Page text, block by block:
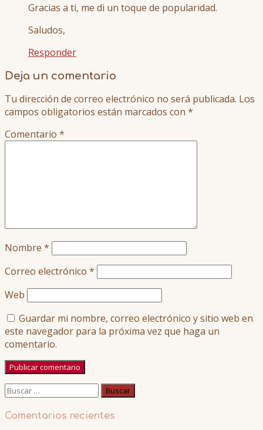
Gracias a ti, me di un toque de popularidad.
Saludos,
Responder
Deja un comentario
Tu dirección de correo electrónico no será publicada. Los
campos obligatorios están marcados con *
Comentario *
Nombre *
Correo electrónico *
Web
Guardar mi nombre, correo electrónico y sitio web en
este navegador para la próxima vez que haga un
comentario.
Buscar:
Comentarios recientes